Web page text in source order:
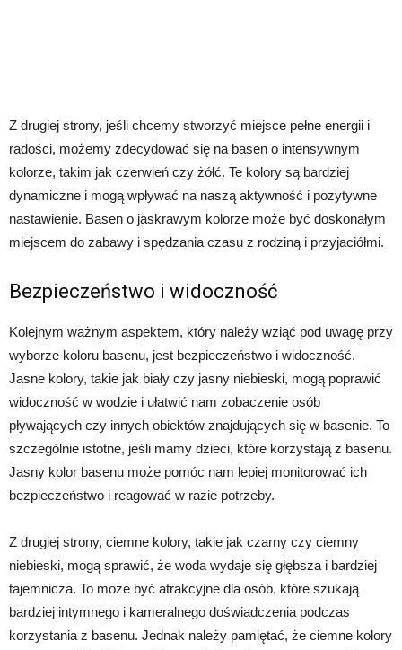
Z drugiej strony, jeśli chcemy stworzyć miejsce pełne energii i
radości, możemy zdecydować się na basen o intensywnym
kolorze, takim jak czerwień czy żółć. Te kolory są bardziej
dynamiczne i mogą wpływać na naszą aktywność i pozytywne
nastawienie. Basen o jaskrawym kolorze może być doskonałym
miejscem do zabawy i spędzania czasu z rodziną i przyjaciółmi.
Bezpieczeństwo i widoczność
Kolejnym ważnym aspektem, który należy wziąć pod uwagę przy
wyborze koloru basenu, jest bezpieczeństwo i widoczność.
Jasne kolory, takie jak biały czy jasny niebieski, mogą poprawić
widoczność w wodzie i ułatwić nam zobaczenie osób
pływających czy innych obiektów znajdujących się w basenie. To
szczególnie istotne, jeśli mamy dzieci, które korzystają z basenu.
Jasny kolor basenu może pomóc nam lepiej monitorować ich
bezpieczeństwo i reagować w razie potrzeby.
Z drugiej strony, ciemne kolory, takie jak czarny czy ciemny
niebieski, mogą sprawić, że woda wydaje się głębsza i bardziej
tajemnicza. To może być atrakcyjne dla osób, które szukają
bardziej intymnego i kameralnego doświadczenia podczas
korzystania z basenu. Jednak należy pamiętać, że ciemne kolory